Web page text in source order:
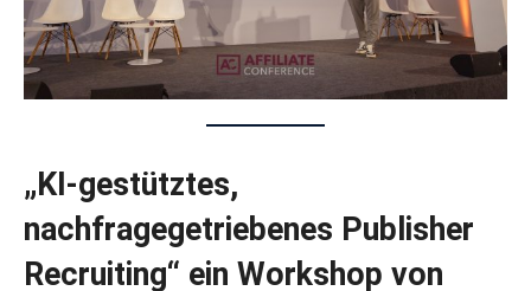
„KI-gestütztes,
nachfragegetriebenes Publisher
Recruiting“ ein Workshop von